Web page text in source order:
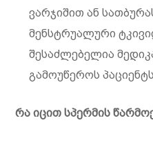
ვარჯიშით ან
მენსტრუალური
შესაძლებელია
გამოუწეროს
რა იცით სპერმის